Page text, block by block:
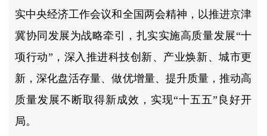
实中央经济工作会议和全国两会精神，以推进京津
冀协同发展为战略牵引，扎实实施高质量发展“十
项行动”，深入推进科技创新、产业焕新、城市更
新，深化盘活存量、做优增量、提升质量，推动高
质量发展不断取得新成效，实现“十五五”良好开
局。